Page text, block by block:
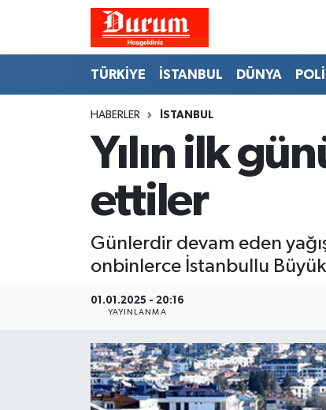
TÜRKİYE İSTANBUL DÜNYA
HABERLER İSTANBUL
Yılın ilk
ettiler
Günlerdir devam eden
onbinlerce İstanbullu
01.01.2025 - 20:16
YAYINLANMA
Namaz Vakitleri
Süper Lig Puan Durumu ve Fikstür
Tüm Manşetler
Son Dakika Haberleri
Haber Arşivi